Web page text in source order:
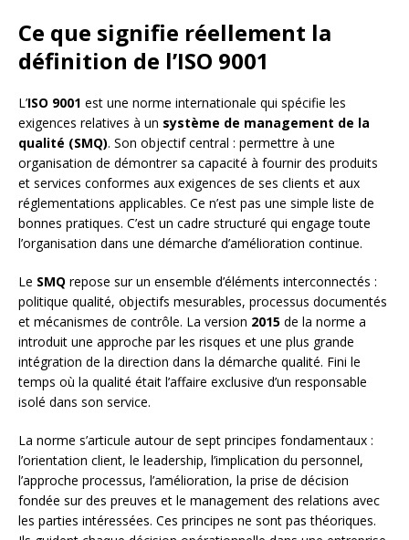
Ce que signifie réellement la
définition de l’ISO 9001
L’ISO 9001 est une norme internationale qui spécifie les
exigences relatives à un système de management de la
qualité (SMQ). Son objectif central : permettre à une
organisation de démontrer sa capacité à fournir des produits
et services conformes aux exigences de ses clients et aux
réglementations applicables. Ce n’est pas une simple liste de
bonnes pratiques. C’est un cadre structuré qui engage toute
l’organisation dans une démarche d’amélioration continue.
Le SMQ repose sur un ensemble d’éléments interconnectés :
politique qualité, objectifs mesurables, processus documentés
et mécanismes de contrôle. La version 2015 de la norme a
introduit une approche par les risques et une plus grande
intégration de la direction dans la démarche qualité. Fini le
temps où la qualité était l’affaire exclusive d’un responsable
isolé dans son service.
La norme s’articule autour de sept principes fondamentaux :
l’orientation client, le leadership, l’implication du personnel,
l’approche processus, l’amélioration, la prise de décision
fondée sur des preuves et le management des relations avec
les parties intéressées. Ces principes ne sont pas théoriques.